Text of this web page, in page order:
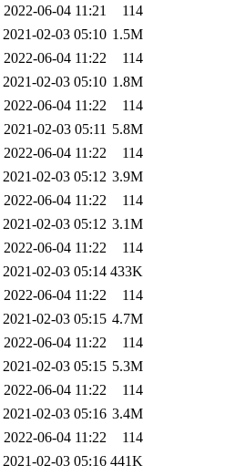
2022-06-04 11:21
114
2021-02-03 05:10 1.5M
2022-06-04 11:22
114
2021-02-03 05:10 1.8M
2022-06-04 11:22
114
2021-02-03 05:11 5.8M
2022-06-04 11:22
114
2021-02-03 05:12 3.9M
2022-06-04 11:22
114
2021-02-03 05:12 3.1M
2022-06-04 11:22
114
2021-02-03 05:14 433K
2022-06-04 11:22
114
2021-02-03 05:15 4.7M
2022-06-04 11:22
114
2021-02-03 05:15 5.3M
2022-06-04 11:22
114
2021-02-03 05:16 3.4M
2022-06-04 11:22
114
2021-02-03 05:16 441K